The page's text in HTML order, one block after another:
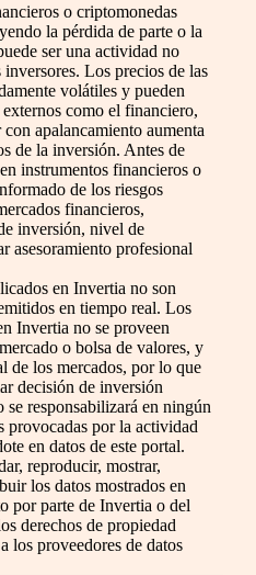
o criptomonedas
la pérdida de parte o la
ser una actividad no
Los precios de las
volátiles y pueden
como el financiero,
apalancamiento aumenta
de la inversión. Antes de
instrumentos financieros o
de los riesgos
financieros,
inversión, nivel de
asesoramiento profesional
en Invertia no son
en tiempo real. Los
Invertia no se proveen
o bolsa de valores, y
de los mercados, por lo que
decisión de inversión
se responsabilizará en ningún
provocadas por la actividad
en datos de este portal.
reproducir, mostrar,
los datos mostrados en
por parte de Invertia o del
derechos de propiedad
los proveedores de datos